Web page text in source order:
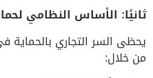
ثانيًا: الأساس النظامي
يحظى السر التجاري بالحماية
من خلال: